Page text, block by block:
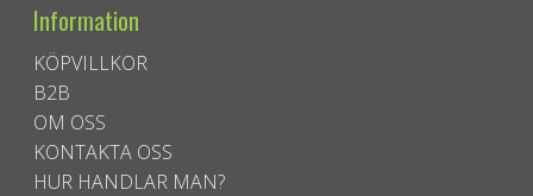
Information
KÖPVILLKOR
B2B
OM OSS
KONTAKTA OSS
HUR HANDLAR MAN?